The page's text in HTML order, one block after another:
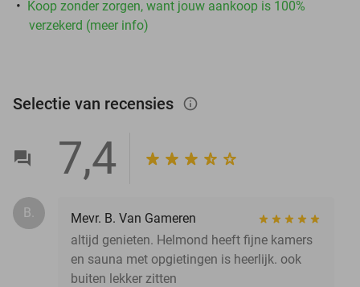
Koop zonder zorgen, want jouw aankoop is 100%
verzekerd (meer info)
Selectie van recensies info_outlined
7,4
B.
Mevr. B. Van Gameren
altijd genieten. Helmond heeft fijne kamers
en sauna met opgietingen is heerlijk. ook
buiten lekker zitten